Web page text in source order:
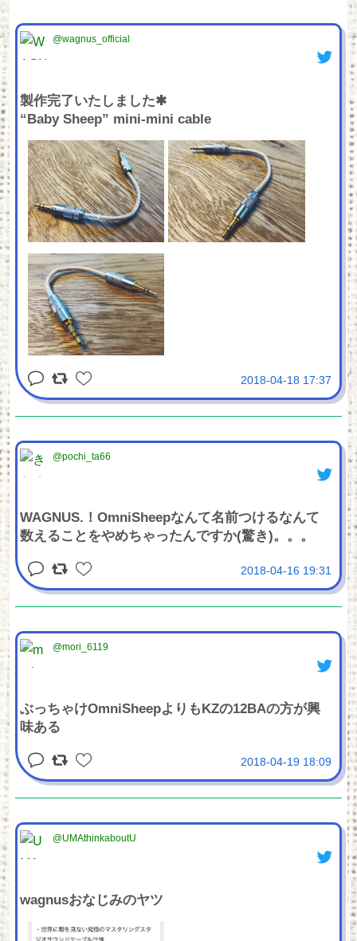
@wagnus_official
製作完了いたしました✱
“Baby Sheep” mini-mini cable
2018-04-18 17:37
@pochi_ta66
WAGNUS.！OmniSheepなんて名前つけるなんて
数えることをやめちゃったんですか(驚き)。。。
2018-04-16 19:31
@mori_6119
ぶっちゃけOmniSheepよりもKZの12BAの方が興
味ある
2018-04-19 18:09
@UMAthinkaboutU
wagnusおなじみのヤツ